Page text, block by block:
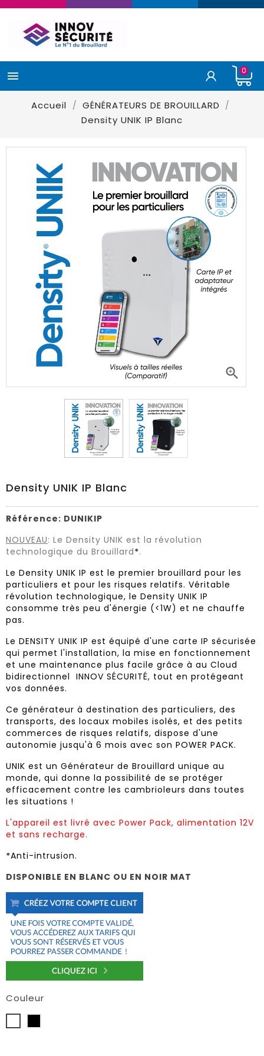
 0
Accueil
GÉNÉRATEURS DE BROUILLARD
Density UNIK IP Blanc

Density UNIK IP Blanc
Référence: DUNIKIP
NOUVEAU: Le Density UNIK est la révolution
technologique du Brouillard*.
Le Density UNIK IP est le premier brouillard pour les
particuliers et pour les risques relatifs. Véritable
révolution technologique, le Density UNIK IP
consomme très peu d'énergie (<1W) et ne chauffe
pas.
Le DENSITY UNIK IP est équipé d'une carte IP sécurisée
qui permet l'installation, la mise en fonctionnement
et une maintenance plus facile grâce à au Cloud
bidirectionnel INNOV SÉCURITÉ, tout en protégeant
vos données.
Ce générateur à destination des particuliers, des
transports, des locaux mobiles isolés, et des petits
commerces de risques relatifs, dispose d'une
autonomie jusqu'à 6 mois avec son POWER PACK.
UNIK est un Générateur de Brouillard unique au
monde, qui donne la possibilité de se protéger
efficacement contre les cambrioleurs dans toutes
les situations !
L'appareil est livré avec Power Pack, alimentation 12V
et sans recharge.
*Anti-intrusion.
DISPONIBLE EN BLANC OU EN NOIR MAT
Couleur